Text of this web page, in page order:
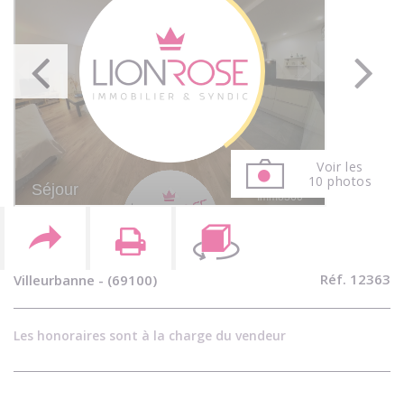
Villeurbanne - (69100) Réf. 12363
Les honoraires sont à la charge du vendeur
Voir les
10 photos